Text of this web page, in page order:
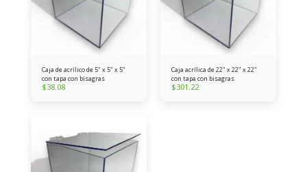
Caja de acrílico de 5" x 5" x 5"
con tapa con bisagras
$38.08
Caja acrílica de 22" x 22" x 22"
con tapa con bisagras
$301.22